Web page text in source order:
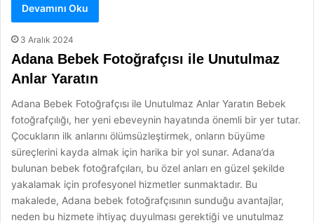
Devamını Oku
3 Aralık 2024
Adana Bebek Fotoğrafçısı ile Unutulmaz
Anlar Yaratın
Adana Bebek Fotoğrafçısı ile Unutulmaz Anlar Yaratın Bebek
fotoğrafçılığı, her yeni ebeveynin hayatında önemli bir yer tutar.
Çocukların ilk anlarını ölümsüzleştirmek, onların büyüme
süreçlerini kayda almak için harika bir yol sunar. Adana’da
bulunan bebek fotoğrafçıları, bu özel anları en güzel şekilde
yakalamak için profesyonel hizmetler sunmaktadır. Bu
makalede, Adana bebek fotoğrafçısının sunduğu avantajlar,
neden bu hizmete ihtiyaç duyulması gerektiği ve unutulmaz